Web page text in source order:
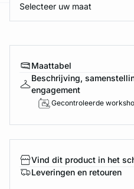
Selecteer uw maat
Maattabel
Beschrijving,
engagement
Gecontroleerde
Vind dit product in het
Leveringen en retouren